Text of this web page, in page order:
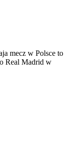
mecz w Polsce to
Real Madrid w